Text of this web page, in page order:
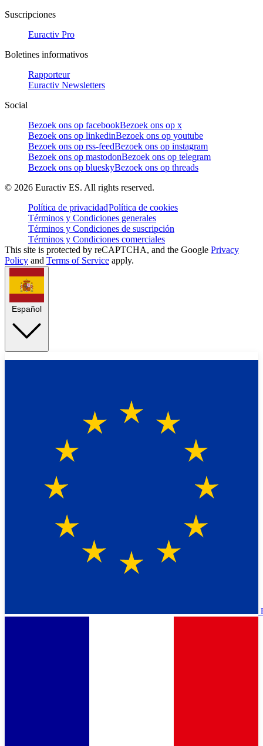
Suscripciones
Euractiv Pro
Boletines informativos
Rapporteur
Euractiv Newsletters
Social
Bezoek ons op facebookBezoek ons op x
Bezoek ons op linkedinBezoek ons op youtube
Bezoek ons op rss-feedBezoek ons op instagram
Bezoek ons op mastodonBezoek ons op telegram
Bezoek ons op blueskyBezoek ons op threads
© 2026 Euractiv ES. All rights reserved.
Política de privacidadPolítica de cookies
Términos y Condiciones generales
Términos y Condiciones de suscripción
Términos y Condiciones comerciales
This site is protected by reCAPTCHA, and the Google Privacy
Policy and Terms of Service apply.
Español